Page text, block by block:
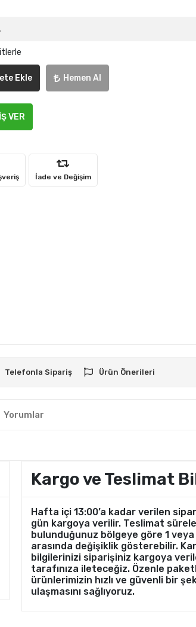
Ekle Hemen Al
VER
İade ve Değişim
Telefonla Sipariş Ürün Önerileri
Yorumlar
Kargo ve Teslimat
Hafta içi 13:00’a kadar verilen
gün kargoya verilir. Teslimat
bulunduğunuz bölgeye göre 1
arasında değişiklik gösterebilir.
bilgilerinizi siparişiniz kargoya
tarafınıza ileteceğiz. Özenle
ürünlerimizin hızlı ve güvenli bir
ulaşmasını sağlıyoruz.